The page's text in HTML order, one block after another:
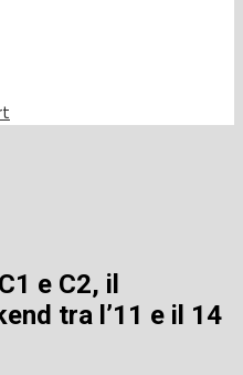
e C2, il
tra l’11 e il 14